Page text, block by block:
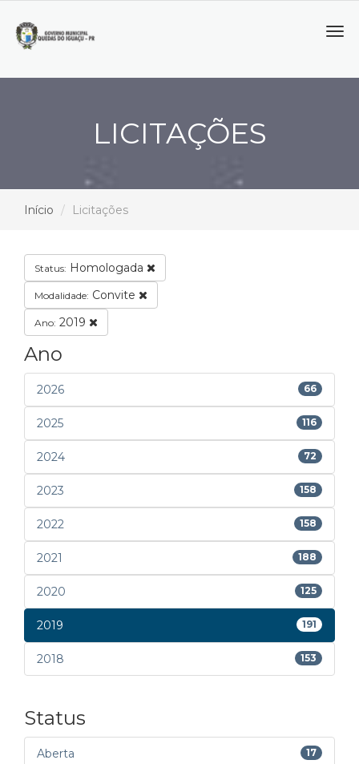
LICITAÇÕES
Início Licitações
Status: Homologada
Modalidade: Convite
Ano: 2019
Ano
2026 66
2025 116
2024 72
2023 158
2022 158
2021 188
2020 125
2019 191
2018 153
Status
Aberta 17